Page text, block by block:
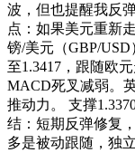
波，但也提醒我反
点：如果美元重新
镑/美元（GBP/
至1.3417，跟随欧
MACD死叉减弱。
推动力。 支撑
结：短期反弹修复
多是被动跟随，独